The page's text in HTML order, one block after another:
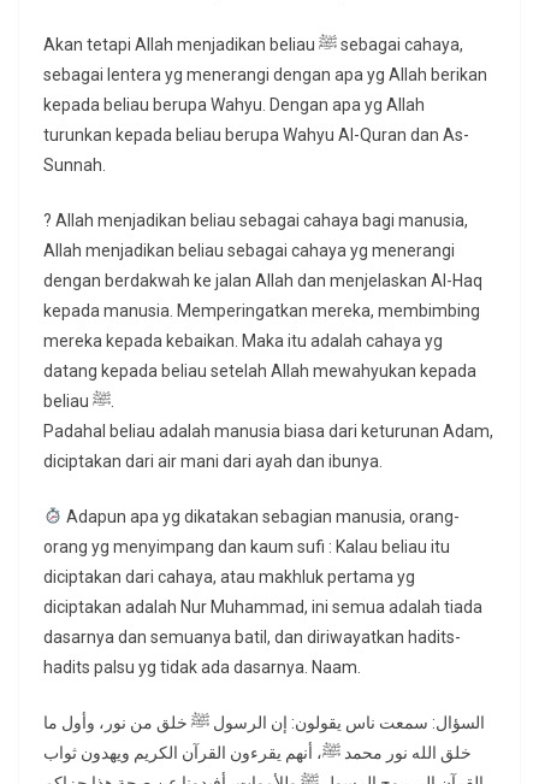
Akan tetapi Allah menjadikan beliau ﷺ sebagai cahaya,
sebagai lentera yg menerangi dengan apa yg Allah berikan
kepada beliau berupa Wahyu. Dengan apa yg Allah
turunkan kepada beliau berupa Wahyu Al-Quran dan As-
Sunnah.
? Allah menjadikan beliau sebagai cahaya bagi manusia,
Allah menjadikan beliau sebagai cahaya yg menerangi
dengan berdakwah ke jalan Allah dan menjelaskan Al-Haq
kepada manusia. Memperingatkan mereka, membimbing
mereka kepada kebaikan. Maka itu adalah cahaya yg
datang kepada beliau setelah Allah mewahyukan kepada
Padahal beliau adalah manusia biasa dari keturunan Adam,
diciptakan dari air mani dari ayah dan ibunya.
Adapun apa yg dikatakan sebagian manusia, orang-
orang yg menyimpang dan kaum sufi : Kalau beliau itu
diciptakan dari cahaya, atau makhluk pertama yg
diciptakan adalah Nur Muhammad, ini semua adalah tiada
dasarnya dan semuanya batil, dan diriwayatkan hadits-
hadits palsu yg tidak ada dasarnya. Naam.
السؤال: سمعت ناس يقولون: إن الرسول ﷺ خلق من نور، وأول ما
خلق الله نور محمد ﷺ، أنهم يقرءون القرآن الكريم ويهدون ثواب